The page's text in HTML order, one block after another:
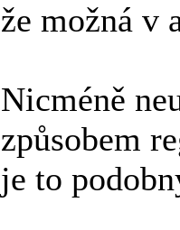
že možná v
Nicméně
způsobem
je to